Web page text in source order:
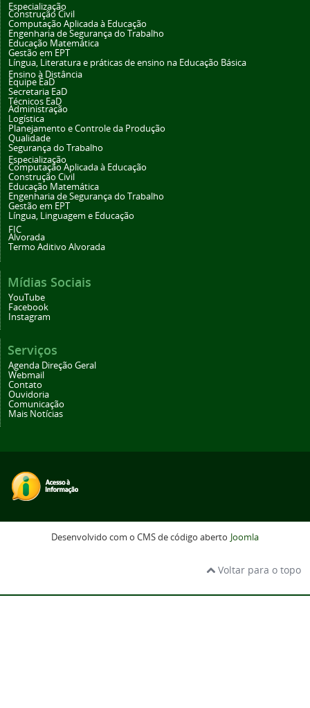
Especialização
Construção Civil
Computação Aplicada à Educação
Engenharia de Segurança do Trabalho
Educação Matemática
Gestão em EPT
Língua, Literatura e práticas de ensino na Educação Básica
Ensino à Distância
Equipe EaD
Secretaria EaD
Técnicos EaD
Administração
Logística
Planejamento e Controle da Produção
Qualidade
Segurança do Trabalho
Especialização
Computação Aplicada à Educação
Construção Civil
Educação Matemática
Engenharia de Segurança do Trabalho
Gestão em EPT
Língua, Linguagem e Educação
FIC
Alvorada
Termo Aditivo Alvorada
Mídias Sociais
YouTube
Facebook
Instagram
Serviços
Agenda Direção Geral
Webmail
Contato
Ouvidoria
Comunicação
Mais Notícias
Desenvolvido com o CMS de código aberto Joomla
Voltar para o topo